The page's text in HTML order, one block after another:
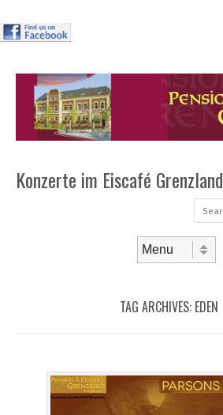
Konzerte im Eiscafé Grenzland
Search
TAG ARCHIVES: EDEN